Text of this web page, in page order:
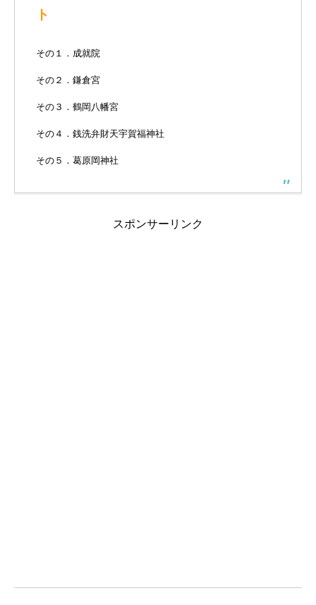
ト
その１．成就院
その２．鎌倉宮
その３．鶴岡八幡宮
その４．銭洗弁財天宇賀福神社
その５．葛原岡神社
スポンサーリンク